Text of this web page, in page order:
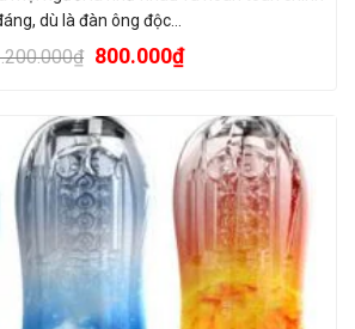
dù là đàn ông độc…
₫ 800.000₫